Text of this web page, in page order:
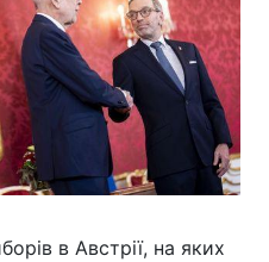
в Австрії, на яких